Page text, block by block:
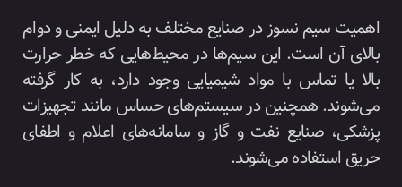
اهمیت سیم نسوز در صنایع مختلف به دلیل ایمنی و دوام
بالای آن است. این سیم‌ها در محیط‌هایی که خطر حرارت
بالا یا تماس با مواد شیمیایی وجود دارد، به کار گرفته
می‌شوند. همچنین در سیستم‌های حساس مانند تجهیزات
پزشکی، صنایع نفت و گاز و سامانه‌های اعلام و اطفای
حریق استفاده می‌شوند.